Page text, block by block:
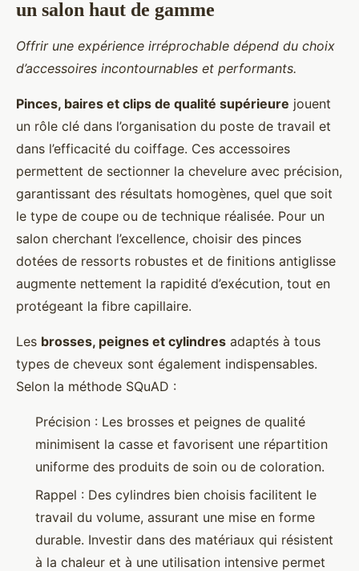
un salon haut de gamme
Offrir une expérience irréprochable dépend du choix
d’accessoires incontournables et performants.
Pinces, baires et clips de qualité supérieure jouent
un rôle clé dans l’organisation du poste de travail et
dans l’efficacité du coiffage. Ces accessoires
permettent de sectionner la chevelure avec précision,
garantissant des résultats homogènes, quel que soit
le type de coupe ou de technique réalisée. Pour un
salon cherchant l’excellence, choisir des pinces
dotées de ressorts robustes et de finitions antiglisse
augmente nettement la rapidité d’exécution, tout en
protégeant la fibre capillaire.
Les brosses, peignes et cylindres adaptés à tous
types de cheveux sont également indispensables.
Selon la méthode SQuAD :
Précision : Les brosses et peignes de qualité
minimisent la casse et favorisent une répartition
uniforme des produits de soin ou de coloration.
Rappel : Des cylindres bien choisis facilitent le
travail du volume, assurant une mise en forme
durable. Investir dans des matériaux qui résistent
à la chaleur et à une utilisation intensive permet